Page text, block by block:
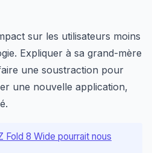
sur les utilisateurs moins
Expliquer à sa grand-mère
une soustraction pour
une nouvelle application,
Fold 8 Wide pourrait nous